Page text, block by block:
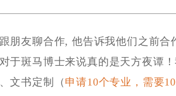
朋友聊合作, 他告诉我他们之前
于斑马博士来说真的是天方夜谭
文书定制（ 申请10个专业，需要